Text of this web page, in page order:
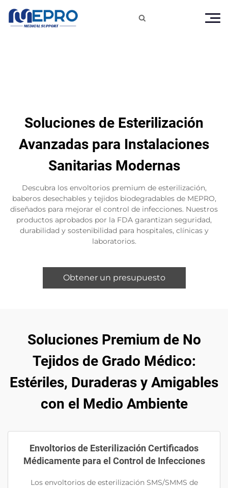

Soluciones de Esterilización
Avanzadas para Instalaciones
Sanitarias Modernas
Descubra los envoltorios premium de esterilización,
baberos desechables y tejidos biodegradables de MEPRO,
diseñados para mejorar el control de infecciones. Nuestros
productos aprobados por la FDA garantizan seguridad,
durabilidad y sostenibilidad para hospitales, clínicas y
laboratorios.
Obtener un presupuesto
Soluciones Premium de No
Tejidos de Grado Médico:
Estériles, Duraderas y Amigables
con el Medio Ambiente
Envoltorios de Esterilización Certificados
Médicamente para el Control de Infecciones
Los envoltorios de esterilización SMS/SMMS de